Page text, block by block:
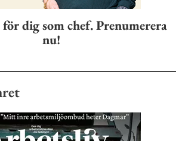
dig som chef. Prenumerera
nu!